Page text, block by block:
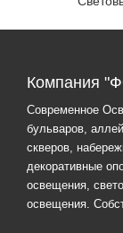
Компания
Современное
бульваров,
скверов,
декоративные
освещения,
освещения.